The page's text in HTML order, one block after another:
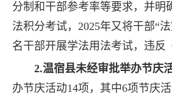
分制和干部参考率等要求，并明
法积分考试，2025年又将干部“
名干部开展学法用法考试，违反
2.温宿县未经审批举办节庆
办节庆活动14项，其中6项节庆